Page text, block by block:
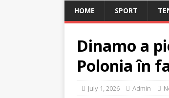
HOME SPORT
Dinamo a
Polonia în
July 1, 2026 Admin